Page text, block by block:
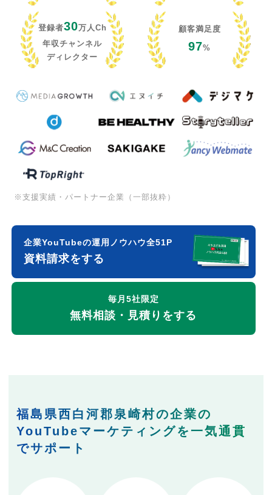
登録者30万人Ch
年収チャンネル
ディレクター
顧客満足度
97%
※支援実績・パートナー企業（一部抜粋）
企業YouTubeの運用ノウハウ全51P
資料請求をする
毎月5社限定
無料相談・見積りをする
福島県西白河郡泉崎村の企業の
YouTubeマーケティングを一気通貫
でサポート